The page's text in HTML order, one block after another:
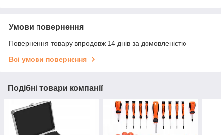
Умови повернення
Повернення товару впродовж 14 днів за домовленістю
Всі умови повернення
Подібні товари компанії